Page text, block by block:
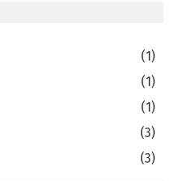
(1)
(1)
(1)
(3)
(3)